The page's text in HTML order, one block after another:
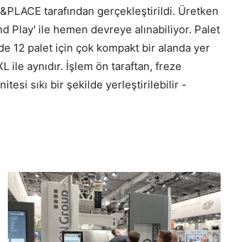
tarafından gerçekleştirildi. Üretken
Play' ile hemen devreye alınabiliyor. Palet
12 palet için çok kompakt bir alanda yer
ile aynıdır. İşlem ön taraftan, freze
sıkı bir şekilde yerleştirilebilir -